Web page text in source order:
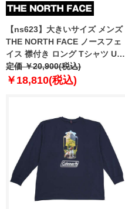
【ns623】大きいサイズ メンズ
THE NORTH FACE ノースフェ
イス 襟付き ロング Tシャツ USA
直輸入 nt7tr04j
定価 ￥20,900(税込)
￥18,810(税込)